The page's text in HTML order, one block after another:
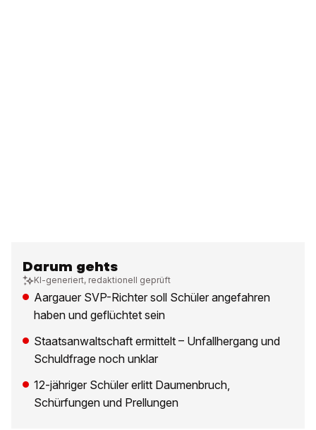
Darum gehts
KI-generiert, redaktionell geprüft
Aargauer SVP-Richter soll Schüler angefahren
haben und geflüchtet sein
Staatsanwaltschaft ermittelt – Unfallhergang und
Schuldfrage noch unklar
12-jähriger Schüler erlitt Daumenbruch,
Schürfungen und Prellungen